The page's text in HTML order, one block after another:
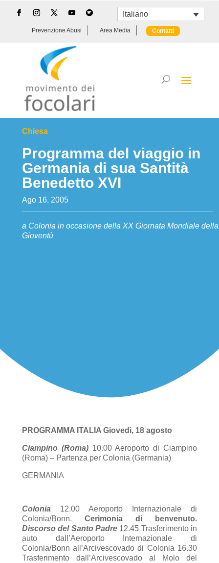
Italiano
Prevenzione Abusi Area Media Contatti
Chiesa
Programma del viaggio in
Germania di sua Santità
Benedetto XVI
Ago 16, 2005
a Colonia in occasione della XX Giornata Mondiale della
Gioventù
PROGRAMMA ITALIA Giovedì, 18 agosto
Ciampino (Roma)10.00 Aeroporto di Ciampino
(Roma) – Partenza per Colonia (Germania)
GERMANIA
Colonia 12.00 Aeroporto Internazionale di
Colonia/Bonn. Cerimonia di benvenuto.
Discorso del Santo Padre 12.45 Trasferimento in
auto dall’Aeroporto Internazionale di
Colonia/Bonn all’Arcivescovado di Colonia 16.30
Trasferimento dall’Arcivescovado al Molo del